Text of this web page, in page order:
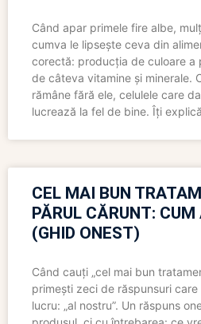
Când apar primele fire albe,
cumva le lipsește ceva din
corectă: producția de culoare a
de câteva vitamine și minerale.
rămâne fără ele, celulele care
lucrează la fel de bine. Îți
CEL MAI BUN
PĂRUL CĂRUNT: CUM
(GHID ONEST)
Când cauți „cel mai bun
primești zeci de răspunsuri
lucru: „al nostru”. Un răspuns